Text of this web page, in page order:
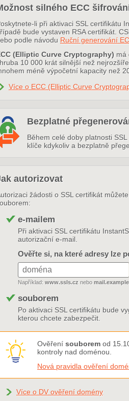
silného ECC
li při aktivaci SSL certifikátu
bude vystaven RSA certifikát.
podle návodu Ruční generování
(Elliptic Curve Cryptography) má
10 000 krát silnější než
méně výpočetní kapacity než
Více o ECC (Elliptic Curve
Bezplatné
Během celé doby platnosti
klíče kdykoliv a bezplatně
autorizovat
žádosti o SSL certifikát
e-mailem
Při aktivaci SSL certifikátu
autorizační e-mail.
Ověřte si, na které adresy lze
Například: www.ssls.cz nebo
souborem
Po aktivaci SSL certifikátu bude
kterou chcete zabezpečit.
Ověření souborem od
kontroly nad doménou.
Nová pravidla ověření
Více o DV ověření domény